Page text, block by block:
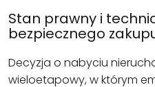
Stan prawny i
bezpiecznego
Decyzja o nabyciu
wieloetapowy, w którym